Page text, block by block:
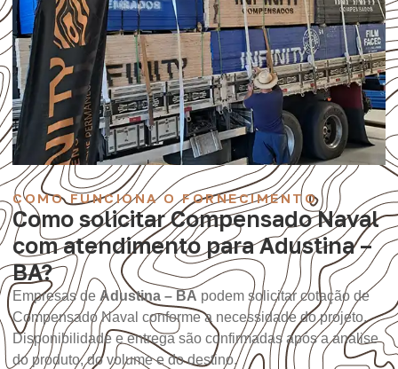
COMO FUNCIONA O FORNECIMENTO
Como solicitar Compensado Naval
com atendimento para Adustina –
BA?
Empresas de Adustina – BA podem solicitar cotação de
Compensado Naval conforme a necessidade do projeto.
Disponibilidade e entrega são confirmadas após a análise
do produto, do volume e do destino.